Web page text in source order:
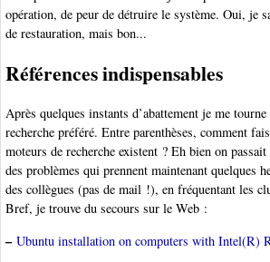
opération, de peur de détruire le système. Oui, je
de restauration, mais bon...
Références indispensables
Après quelques instants d’abattement je me
recherche préféré. Entre parenthèses, comment
moteurs de recherche existent ? Eh bien on
des problèmes qui prennent maintenant quelques
des collègues (pas de mail !), en fréquentant les
Bref, je trouve du secours sur le Web :
– Ubuntu installation on computers with Intel(R)